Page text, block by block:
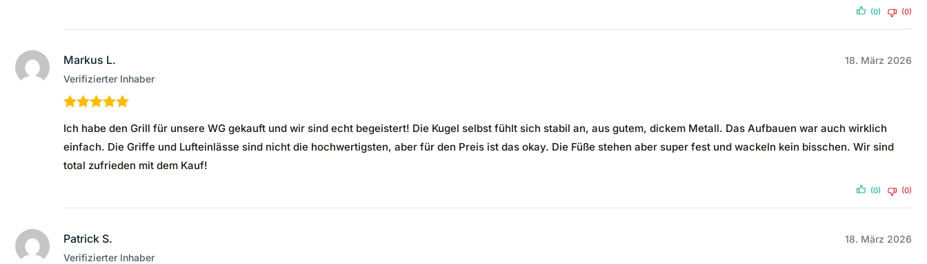
(0) (0)
Markus L.
Verifizierter Inhaber
18. März 2026
5von 5
Ich habe den Grill für unsere WG gekauft und wir sind echt begeistert! Die Kugel selbst fühlt sich stabil an, aus gutem, dickem Metall. Das Aufbauen war auch wirklich
einfach. Die Griffe und Lufteinlässe sind nicht die hochwertigsten, aber für den Preis ist das okay. Die Füße stehen aber super fest und wackeln kein bisschen. Wir sind
total zufrieden mit dem Kauf!
(0) (0)
Patrick S.
Verifizierter Inhaber
18. März 2026